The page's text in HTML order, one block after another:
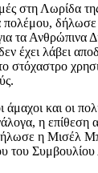
στη Λωρίδα
πολέμου,
τα Ανθρώπινα
έχει λάβει
στόχαστρο
άμαχοι και οι
η επίθεση
η Μισέλ
του